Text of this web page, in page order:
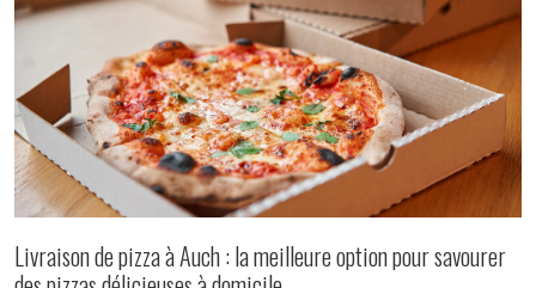
Livraison de pizza à Auch : la meilleure option pour savourer